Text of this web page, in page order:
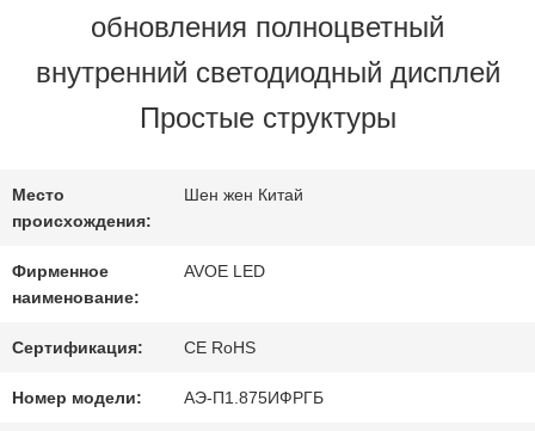
ЗАВОДУ
КАЧЕСТВА
СВЯЖИТЕСЬ
С
НАМИ
обновления полноцветный
внутренний светодиодный дисплей
Простые структуры
Место
происхождения:
Шен жен Китай
Фирменное
наименование:
AVOE LED
Сертификация: CE RoHS
Номер модели: АЭ-П1.875ИФРГБ